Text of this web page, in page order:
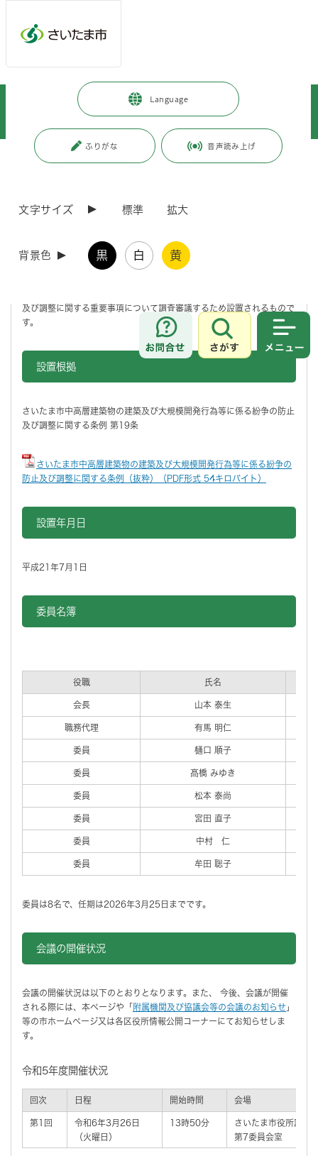
Language
ふりがな 音声読み上げ
文字サイズ 標準 拡大
背景色 黒 白 黄
お問合せ
さがす
市政情報 情報公開の総合的な推進
附属機関及び協議会等
附属機関及び協議会等の開催結果
更新日付：2026年4月1日 / ページ番号：C066992
及び調整に関する重要事項について調査審議するため設置されるもので
す。
設置根拠
さいたま市中高層建築物の建築及び大規模開発行為等に係る紛争の防止
及び調整に関する条例 第19条
さいたま市中高層建築物の建築及び大規模開発行為等に係る紛争の
防止及び調整に関する条例（抜粋）（PDF形式 54キロバイト）
設置年月日
平成21年7月1日
委員名簿
役職 氏名
会長 山本 泰生
職務代理 有馬 明仁
委員 樋口 順子
委員 髙橋 みゆき
委員 松本 泰尚
委員 宮田 直子
委員 中村 仁
委員 牟田 聡子
委員は8名で、任期は2026年3月25日までです。
会議の開催状況
会議の開催状況は以下のとおりとなります。また、 今後、会議が開催
される際には、本ページや「 附属機関及び協議会等の会議のお知らせ 」
等の市ホームページ又は各区役所情報公開コーナーにてお知らせしま
す。
令和5年度開催状況
回次 日程 開始時間 会場
第1回
令和6年3月26日
（火曜日）
13時50分
さいたま市役所議会
第7委員会室